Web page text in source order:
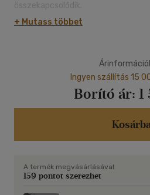
összekapcsolódik.
Ez a magyar nyelv és irodalom
betűtanulásban és a tanult
feladatok segítségével a szülők
arról, hogyan tudja gyermekük
magyar nyelv és irodalom
tudását.
+ Mutass többet
Ingyen szállítás 15
Borító ár: 1
A termék megvásárlásával
159 pontot szerezhet